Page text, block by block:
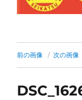
前の画像 次の画像